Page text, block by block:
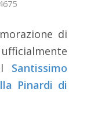
di
Santissimo
Pinardi di